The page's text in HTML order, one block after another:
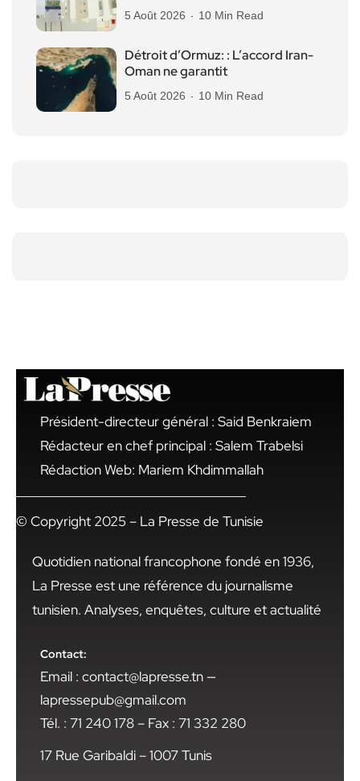
5 Août 2026 10 Min Read
Détroit d’Ormuz: : L’accord Iran-
Oman ne garantit
5 Août 2026 10 Min Read
Président-directeur général : Said Benkraiem
Rédacteur en chef principal : Salem Trabelsi
Rédaction Web: Mariem Khdimmallah
© Copyright 2025 – La Presse de Tunisie
Quotidien national francophone fondé en 1936,
La Presse est une référence du journalisme
tunisien. Analyses, enquêtes, culture et actualité
Contact:
Email : contact@lapresse.tn —
lapressepub@gmail.com
Tél. : 71 240 178 – Fax : 71 332 280
17 Rue Garibaldi – 1007 Tunis